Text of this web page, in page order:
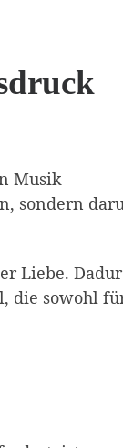
Musik
sondern
Liebe.
die sowohl